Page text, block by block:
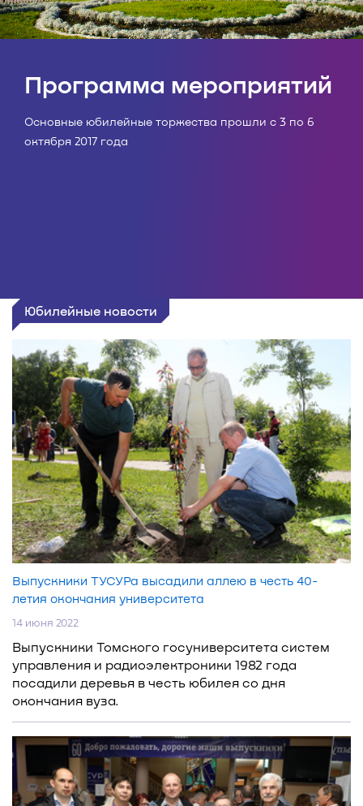
Программа мероприятий
Основные юбилейные торжества прошли с 3 по 6
октября 2017 года
Юбилейные новости
Выпускники ТУСУРа высадили аллею в честь 40-
летия окончания университета
14 июня 2022
Выпускники Томского госуниверситета систем
управления и радиоэлектроники 1982 года
посадили деревья в честь юбилея со дня
окончания вуза.